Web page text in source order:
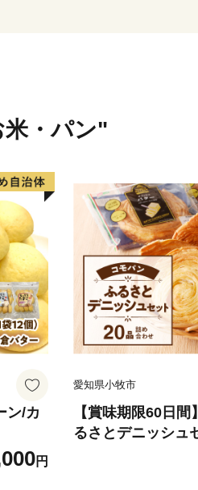
米・パン"
ン/カ
円
愛知県小牧市
【賞味期限60日
るさとデニッシュ
災害用備蓄 保存